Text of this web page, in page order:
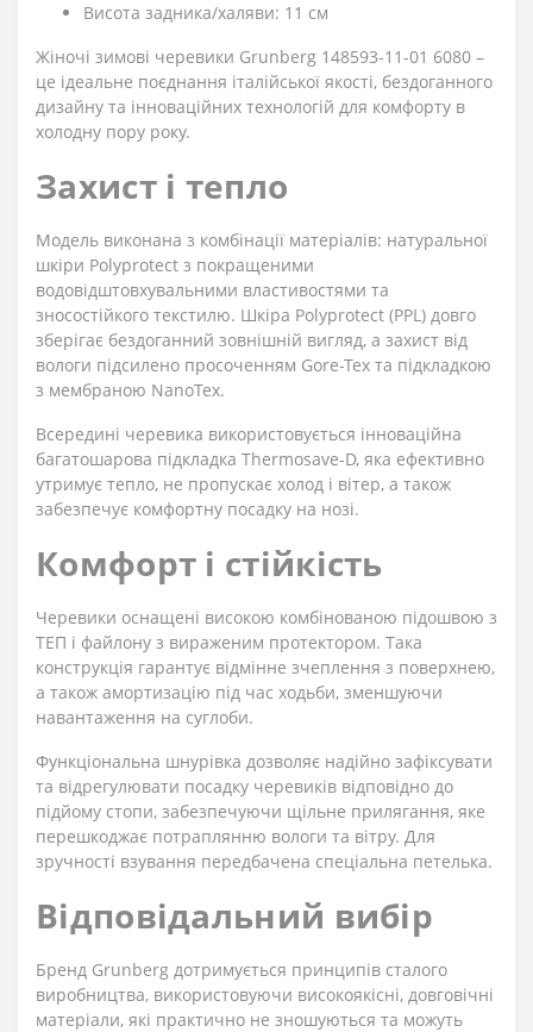
Висота задника/халяви: 11 см
Жіночі зимові черевики Grunberg 148593-11-01 6080 –
це ідеальне поєднання італійської якості, бездоганного
дизайну та інноваційних технологій для комфорту в
холодну пору року.
Захист і тепло
Модель виконана з комбінації матеріалів: натуральної
шкіри Polyprotect з покращеними
водовідштовхувальними властивостями та
зносостійкого текстилю. Шкіра Polyprotect (PPL) довго
зберігає бездоганний зовнішній вигляд, а захист від
вологи підсилено просоченням Gore-Tex та підкладкою
з мембраною NanoTex.
Всередині черевика використовується інноваційна
багатошарова підкладка Thermosave-D, яка ефективно
утримує тепло, не пропускає холод і вітер, а також
забезпечує комфортну посадку на нозі.
Комфорт і стійкість
Черевики оснащені високою комбінованою підошвою з
ТЕП і файлону з вираженим протектором. Така
конструкція гарантує відмінне зчеплення з поверхнею,
а також амортизацію під час ходьби, зменшуючи
навантаження на суглоби.
Функціональна шнурівка дозволяє надійно зафіксувати
та відрегулювати посадку черевиків відповідно до
підйому стопи, забезпечуючи щільне прилягання, яке
перешкоджає потраплянню вологи та вітру. Для
зручності взування передбачена спеціальна петелька.
Відповідальний вибір
Бренд Grunberg дотримується принципів сталого
виробництва, використовуючи високоякісні, довговічні
матеріали, які практично не зношуються та можуть